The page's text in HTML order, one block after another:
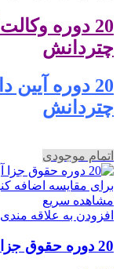
20 دوره
چتردانش
20 دوره
چتردانش
اتمام موجودی
برای مقایسه اضافه
مشاهده سریع
افزودن به علاقه مندی
20 دوره حقوق جزا آزمون وکالت – چتردانش